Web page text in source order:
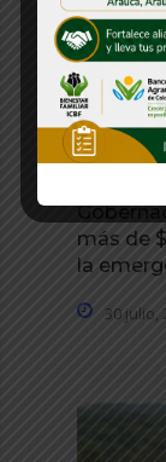
más de
la
30 julio,